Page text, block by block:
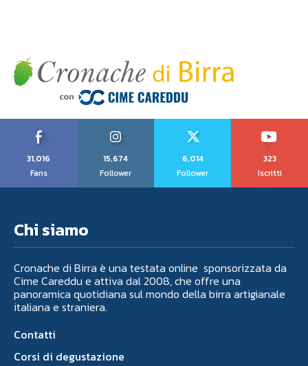
31,016
Fans
15,674
Follower
6,014
Follower
323
Iscritti
Chi siamo
Cronache di Birra è una testata online sponsorizzata da
Cime Careddu e attiva dal 2008, che offre una
panoramica quotidiana sul mondo della birra artigianale
italiana e straniera.
Contatti
Corsi di degustazione